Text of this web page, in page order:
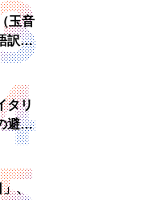
玉音
訳を
戦の
タリ
避難
かい
、